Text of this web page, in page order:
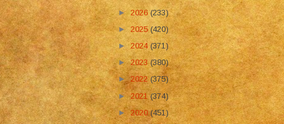
► 2026(233)
►2025(420)
►2024 (371)
►2023(380)
►2022 (375)
►2021(374)
►2020(451)